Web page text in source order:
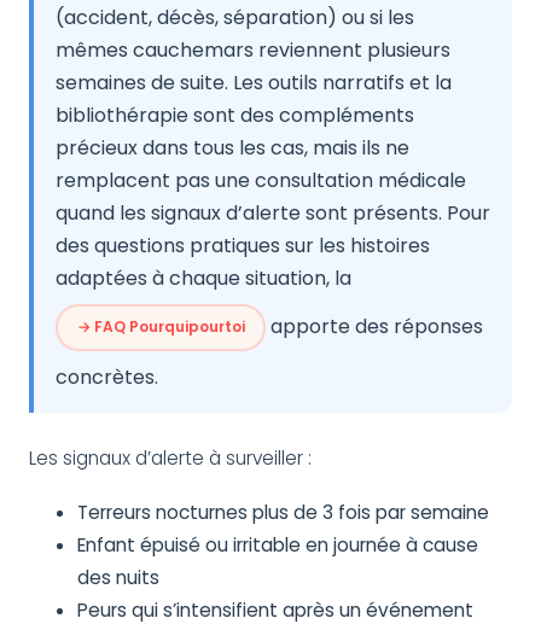
(accident, décès, séparation) ou si les
mêmes cauchemars reviennent plusieurs
semaines de suite. Les outils narratifs et la
bibliothérapie sont des compléments
précieux dans tous les cas, mais ils ne
remplacent pas une consultation médicale
quand les signaux d’alerte sont présents. Pour
des questions pratiques sur les histoires
adaptées à chaque situation, la
→ FAQ Pourquipourtoi
apporte des réponses
concrètes.
Les signaux d’alerte à surveiller :
Terreurs nocturnes plus de 3 fois par semaine
Enfant épuisé ou irritable en journée à cause
des nuits
Peurs qui s’intensifient après un événement